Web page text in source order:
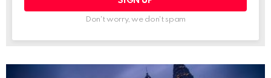
Don't worry, we don't spam